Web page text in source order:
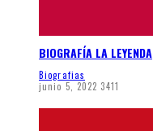
BIOGRAFÍA LA LEYENDA
Biografias
junio 5, 2022 3411